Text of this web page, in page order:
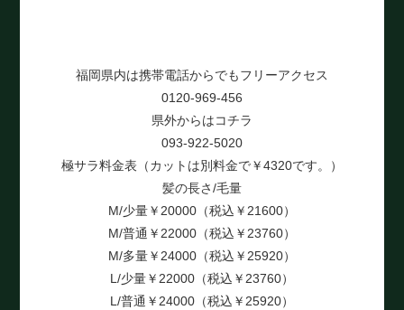
福岡県内は携帯電話からでもフリーアクセス
0120-969-456
県外からはコチラ
093-922-5020
極サラ料金表（カットは別料金で￥4320です。）
髪の長さ/毛量
M/少量￥20000（税込￥21600）
M/普通￥22000（税込￥23760）
M/多量￥24000（税込￥25920）
L/少量￥22000（税込￥23760）
L/普通￥24000（税込￥25920）